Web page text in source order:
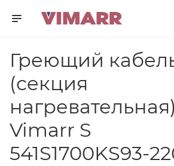
Греющий
(секция
нагревательная)
Vimarr S
541S1700KS93-